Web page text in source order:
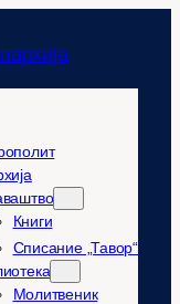
Книги
Списание „Тавор“
Молитвеник